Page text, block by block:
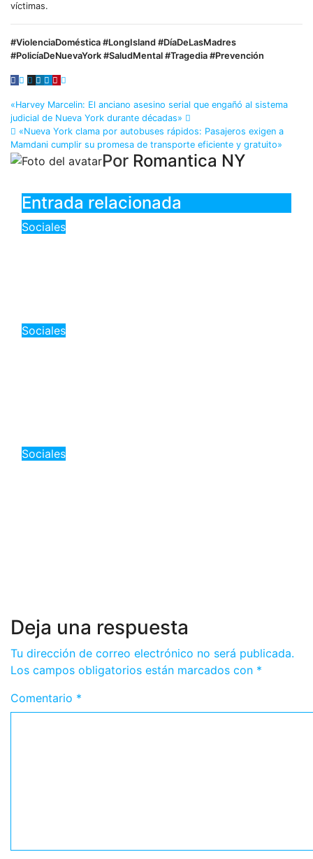
víctimas.
#ViolenciaDoméstica #LongIsland #DíaDeLasMadres
#PolicíaDeNuevaYork #SaludMental #Tragedia #Prevención
Navegación
de
entradas
«Harvey Marcelin: El anciano asesino serial que engañó al sistema
judicial de Nueva York durante décadas»
«Nueva York clama por autobuses rápidos: Pasajeros exigen a
Mamdani cumplir su promesa de transporte eficiente y gratuito»
Por Romantica NY
Entrada relacionada
Sociales
Sociales
Sociales
Deja una respuesta
Tu dirección de correo electrónico no será publicada.
Los campos obligatorios están marcados con *
Comentario *